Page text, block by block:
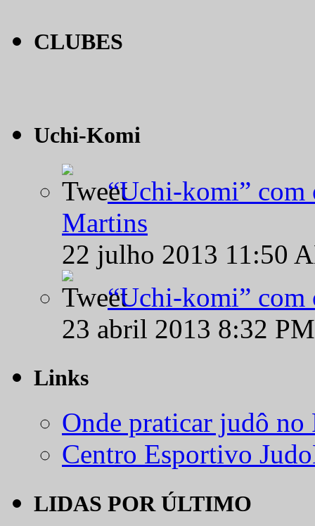
CLUBES
Uchi-Komi
“Uchi-komi” com
Martins
22 julho 2013 11:50
“Uchi-komi” com
23 abril 2013 8:32
Links
Onde praticar judô
Centro Esportivo
LIDAS POR ÚLTIMO